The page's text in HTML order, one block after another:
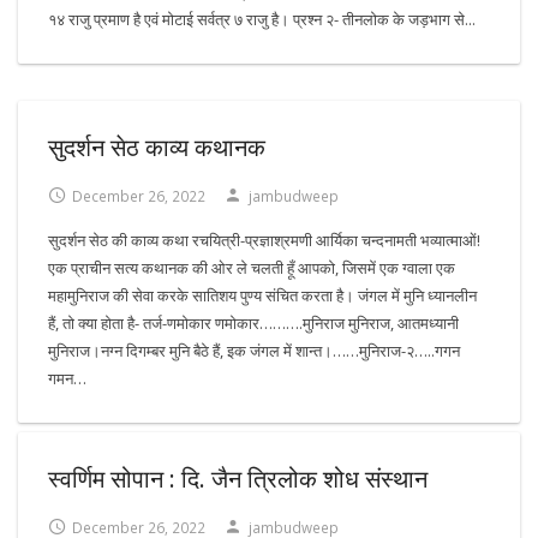
१४ राजु प्रमाण है एवं मोटाई सर्वत्र ७ राजु है। प्रश्न २- तीनलोक के जड़भाग से...
सुदर्शन सेठ काव्य कथानक
December 26, 2022 jambudweep
सुदर्शन सेठ की काव्य कथा रचयित्री-प्रज्ञाश्रमणी आर्यिका चन्दनामती भव्यात्माओं!
एक प्राचीन सत्य कथानक की ओर ले चलती हूँ आपको, जिसमें एक ग्वाला एक
महामुनिराज की सेवा करके सातिशय पुण्य संचित करता है। जंगल में मुनि ध्यानलीन
हैं, तो क्या होता है- तर्ज-णमोकार णमोकार……….मुनिराज मुनिराज, आतमध्यानी
मुनिराज।नग्न दिगम्बर मुनि बैठे हैं, इक जंगल में शान्त।……मुनिराज-२…..गगन
गमन…
स्वर्णिम सोपान : दि. जैन त्रिलोक शोध संस्थान
December 26, 2022 jambudweep